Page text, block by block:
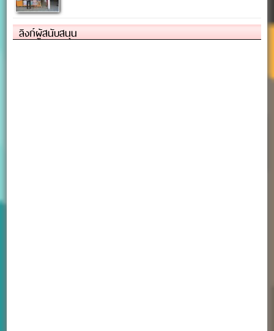
ลิงก์ผู้สนับสนุน